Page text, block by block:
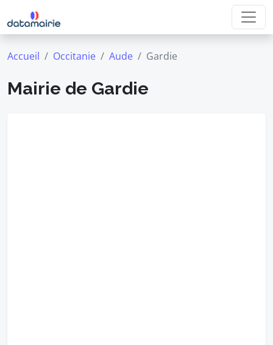
Accueil Occitanie Aude Gardie
Mairie de Gardie